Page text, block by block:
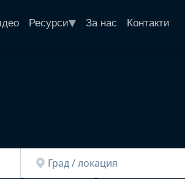
Ресурси▾ За нас Контакти